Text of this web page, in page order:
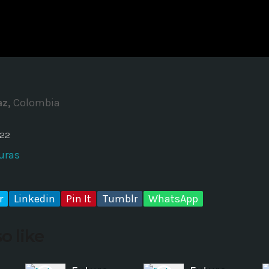
Time
Colombia
Linkedin Pin It Tumblr WhatsApp